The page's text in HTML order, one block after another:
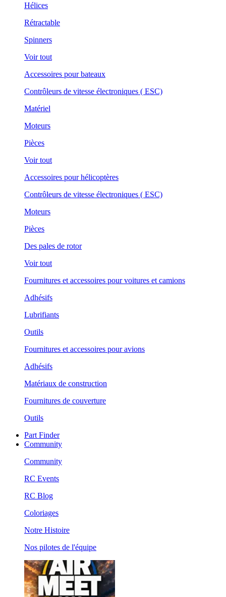
Hélices
Rétractable
Spinners
Voir tout
Accessoires pour bateaux
Contrôleurs de vitesse électroniques ( ESC)
Matériel
Moteurs
Pièces
Voir tout
Accessoires pour hélicoptères
Contrôleurs de vitesse électroniques ( ESC)
Moteurs
Pièces
Des pales de rotor
Voir tout
Fournitures et accessoires pour voitures et camions
Adhésifs
Lubrifiants
Outils
Fournitures et accessoires pour avions
Adhésifs
Matériaux de construction
Fournitures de couverture
Outils
Part Finder
Community
Community
RC Events
RC Blog
Coloriages
Notre Histoire
Nos pilotes de l'équipe